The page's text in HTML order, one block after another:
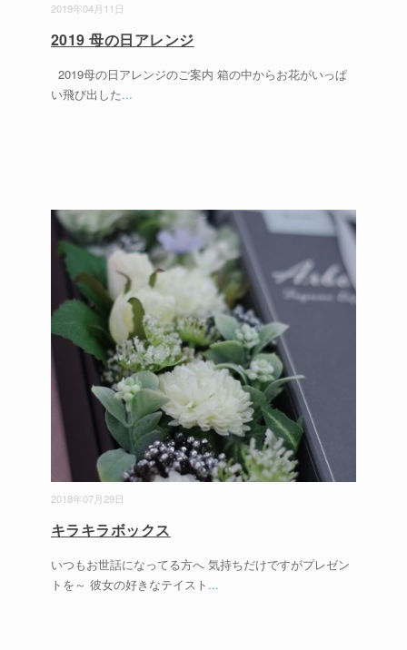
2019年04月11日
2019 母の日アレンジ
2019母の日アレンジのご案内 箱の中からお花がいっぱ
い飛び出した...
2018年07月29日
キラキラボックス
いつもお世話になってる方へ 気持ちだけですがプレゼン
トを～ 彼女の好きなテイスト ...